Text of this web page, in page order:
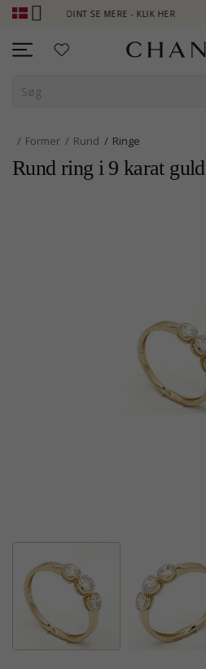
POINT SE MERE - KLIK HER
Former Rund Ringe
Rund ring i 9 karat guld